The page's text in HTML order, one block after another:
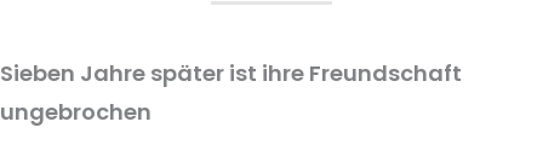
Sieben Jahre später ist ihre Freundschaft
ungebrochen